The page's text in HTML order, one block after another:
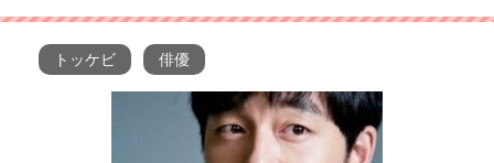
トッケビ 俳優